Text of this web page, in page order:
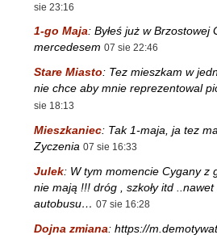
sie 23:16
1-go Maja: Byłeś już w Brzostowej
mercedesem 07 sie 22:46
Stare Miasto: Tez mieszkam w
nie chce aby mnie reprezentowal
sie 18:13
Mieszkaniec: Tak 1-maja, ja tez
Zyczenia 07 sie 16:33
Julek: W tym momencie Cygany z
nie mają !!! dróg , szkoły itd
autobusu… 07 sie 16:28
Dojna zmiana: https://